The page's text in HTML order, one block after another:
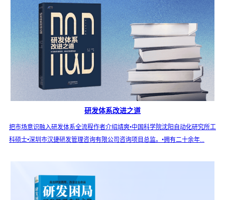
研发体系改进之道
把市场意识融入研发体系全流程作者介绍靖爽•中国科学院沈阳自动化研究所工
科硕士•深圳市汉捷研发管理咨询有限公司咨询项目总监。•拥有二十余年...